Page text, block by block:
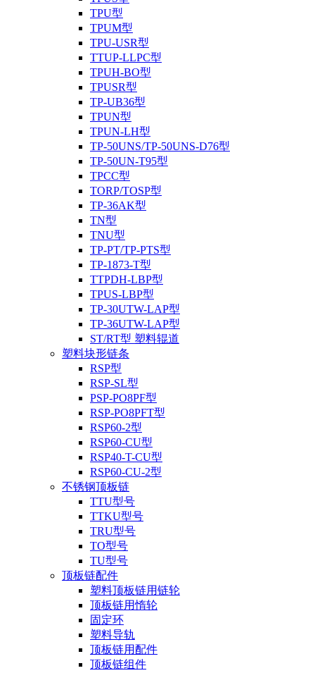
TPU型
TPUM型
TPU-USR型
TTUP-LLPC型
TPUH-BO型
TPUSR型
TP-UB36型
TPUN型
TPUN-LH型
TP-50UNS/TP-50UNS-D76型
TP-50UN-T95型
TPCC型
TORP/TOSP型
TP-36AK型
TN型
TNU型
TP-PT/TP-PTS型
TP-1873-T型
TTPDH-LBP型
TPUS-LBP型
TP-30UTW-LAP型
TP-36UTW-LAP型
ST/RT型 塑料辊道
塑料块形链条
RSP型
RSP-SL型
PSP-PO8PF型
RSP-PO8PFT型
RSP60-2型
RSP60-CU型
RSP40-T-CU型
RSP60-CU-2型
不锈钢顶板链
TTU型号
TTKU型号
TRU型号
TO型号
TU型号
顶板链配件
塑料顶板链用链轮
顶板链用惰轮
固定环
塑料导轨
顶板链用配件
顶板链组件